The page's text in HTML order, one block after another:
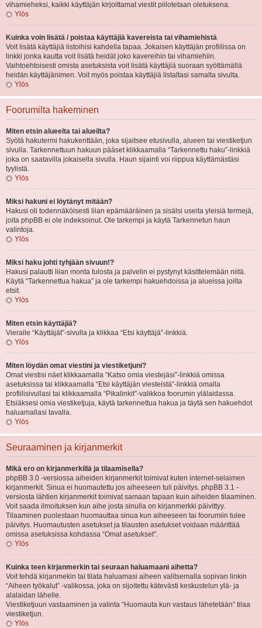
vihamieheksi, kaikki käyttäjän kirjoittamat viestit piilotetaan oletuksena.
Ylös
Kuinka voin lisätä / poistaa käyttäjiä kavereista tai vihamiehistä
Voit lisätä käyttäjiä listoihisi kahdella tapaa. Jokaisen käyttäjän profiilissa on
linkki jonka kautta voit lisätä heidät joko kavereihin tai vihamiehiin.
Vaihtoehtoisesti omista asetuksista voit lisätä käyttäjiä suoraan syöttämällä
heidän käyttäjänimen. Voit myös poistaa käyttäjiä listaltasi samalta sivulta.
Ylös
Foorumilta hakeminen
Miten etsin alueelta tai alueilta?
Syötä hakutermi hakukenttään, joka sijaitsee etusivulla, alueen tai viestiketjun
sivulla. Tarkennettuun hakuun pääset klikkaamalla “Tarkennettu haku”-linkkiä
joka on saatavilla jokaisella sivulla. Haun sijainti voi riippua käyttämästäsi
tyylistä.
Ylös
Miksi hakuni ei löytänyt mitään?
Hakusi oli todennäköisesti liian epämääräinen ja sisälsi useita yleisiä termejä,
joita phpBB ei ole indeksoinut. Ole tarkempi ja käytä Tarkennetun haun
valintoja.
Ylös
Miksi haku johti tyhjään sivuun!?
Hakusi palautti liian monta tulosta ja palvelin ei pystynyt käsittelemään niitä.
Käytä “Tarkennettua hakua” ja ole tarkempi hakuehdoissa ja alueissa joilta
etsit.
Ylös
Miten etsin käyttäjiä?
Vieraile “Käyttäjät”-sivulla ja klikkaa “Etsi käyttäjä”-linkkiä.
Ylös
Miten löydän omat viestini ja viestiketjuni?
Omat viestisi näet klikkaamalla “Katso omia viestejäsi”-linkkiä omissa
asetuksissa tai klikkaamalla “Etsi käyttäjän viesteistä”-linkkiä omalla
profiilisivullasi tai klikkaamalla “Pikalinkit”-valikkoa foorumin ylälaidassa.
Etsiäksesi omia viestiketjuja, käytä tarkennettua hakua ja täytä sen hakuehdot
haluamallasi tavalla.
Ylös
Seuraaminen ja kirjanmerkit
Mikä ero on kirjanmerkillä ja tilaamisella?
phpBB 3.0 -versiossa aiheiden kirjanmerkit toimivat kuten internet-selaimen
kirjanmerkit. Sinua ei huomautettu jos aiheeseen tuli päivitys. phpBB 3.1 -
versiosta lähtien kirjanmerkit toimivat samaan tapaan kuin aiheiden tilaaminen.
Voit saada ilmoituksen kun aihe josta sinulla on kirjanmerkki päivittyy.
Tilaaminen puolestaan huomauttaa sinua kun aiheeseen tai foorumiin tulee
päivitys. Huomautusten asetukset ja tilausten asetukset voidaan määrittää
omissa asetuksissa kohdassa “Omat asetukset”.
Ylös
Kuinka teen kirjanmerkin tai seuraan haluamaani aihetta?
Voit tehdä kirjanmekin tai tilata haluamasi aiheen valitsemalla sopivan linkin
“Aiheen työkalut” -valikossa, joka on sijoitettu kätevästi keskustelun ylä- ja
alalaidan lähelle.
Viestiketjuun vastaaminen ja valinta “Huomauta kun vastaus lähetetään” tilaa
viestiketjun.
Ylös